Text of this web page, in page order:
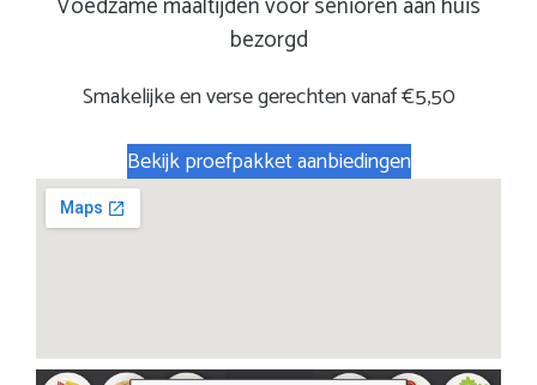
bezorgd
Smakelijke en verse gerechten vanaf €5,50
Bekijk proefpakket aanbiedingen